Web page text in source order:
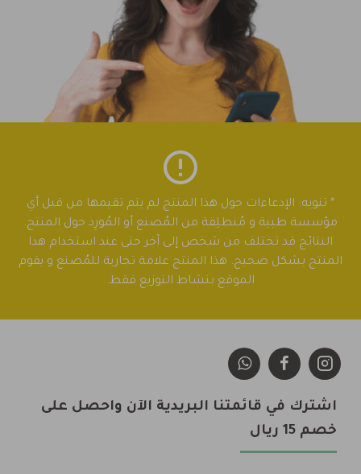
* تنويه: الإدعاءات حول هذا المنتج لم يتم تقيمها من قبل أي
مؤسسة طبية و مُنطلِقة من المُصنع أو المُورِد حول المنتج.
النتائج قد تختلف من شخص إلى آخر حتى عند استخدام هذا
المنتج بشكل صحيح. هذا المنتج علامة تجارية للمُصنع و يقوم
الموقع بنشاط التوزيع فقط.
اشترك في قائمتنا البريدية الآن واحصل على
خصم 15 ريال